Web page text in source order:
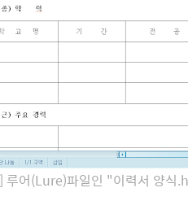
루어(Lure)파일인 "이력서 양식